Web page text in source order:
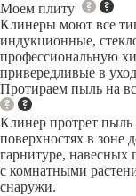
Моем плиту
Клинеры моют все
индукционные,
профессиональную
привередливые в
Протираем пыль на
Клинер протрет пыль
поверхностях в зоне
гарнитуре, навесных
с комнатными
снаружи.